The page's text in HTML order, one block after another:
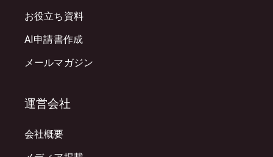
お役立ち資料
AI申請書作成
メールマガジン
運営会社
会社概要